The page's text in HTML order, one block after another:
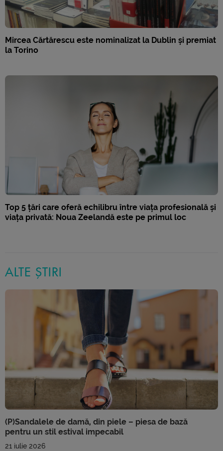
Mircea Cărtărescu este nominalizat la Dublin și premiat
la Torino
Top 5 țări care oferă echilibru între viața profesională și
viața privată: Noua Zeelandă este pe primul loc
ALTE ȘTIRI
(P)Sandalele de damă, din piele – piesa de bază
pentru un stil estival impecabil
21 iulie 2026